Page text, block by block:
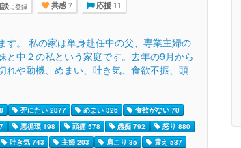
に登録 共感 7 応援 11
す。 私の家は単身赴任中の父、専業主婦の
と中２の私という家庭です。去年の9月から
れや動機、めまい、吐き気、食欲不振、頭
死にたい 2877 めまい 326
食欲がない 70
悪循環 198 頭痛 578 愚痴 792
怒り 880
吐き気 743 主婦 203 肩こり 35
震え 537